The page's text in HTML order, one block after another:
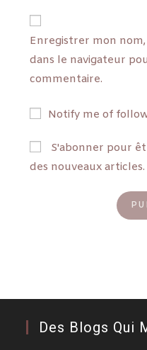
Enregistrer mon
dans le navigateur
commentaire.
Notify me of
S'abonner pour
des nouveaux articles.
Des Blogs Qui